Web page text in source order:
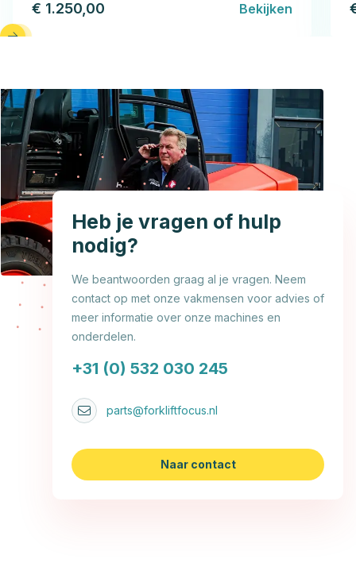
€ 1.250,00 Bekijken
Heb je vragen of hulp
nodig?
We beantwoorden graag al je vragen. Neem
contact op met onze vakmensen voor advies of
meer informatie over onze machines en
onderdelen.
+31 (0) 532 030 245
parts@forkliftfocus.nl
Naar contact